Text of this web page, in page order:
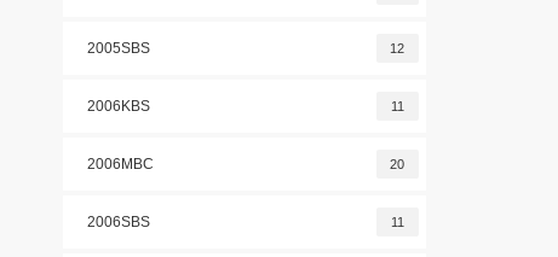
2005SBS 12
2006KBS 11
2006MBC 20
2006SBS 11